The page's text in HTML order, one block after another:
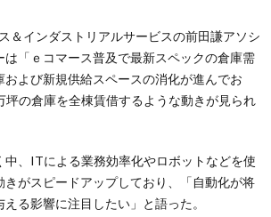
＆インダストリアルサービスの前田謙アソシ
は「ｅコマース普及で最新スペックの倉庫需
よび新規供給スペースの消化が進んでお
坪の倉庫を全棟賃借するような動きが見られ
中、ITによる業務効率化やロボットなどを使
きがスピードアップしており、「自動化が将
る影響に注目したい」と語った。